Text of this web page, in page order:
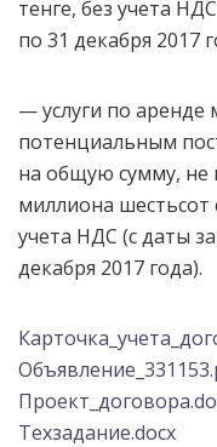
тенге, без учета
по 31 декабря 2017
— услуги по аренде
потенциальным
на общую сумму,
миллиона шестьсот
учета НДС (с даты
декабря 2017 года).
Техзадание.docx